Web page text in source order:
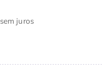
sem juros